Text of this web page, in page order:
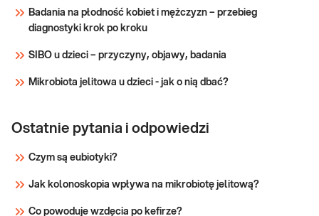
Badania na płodność kobiet i mężczyzn – przebieg
diagnostyki krok po kroku
SIBO u dzieci – przyczyny, objawy, badania
Mikrobiota jelitowa u dzieci - jak o nią dbać?
Ostatnie pytania i odpowiedzi
Czym są eubiotyki?
Jak kolonoskopia wpływa na mikrobiotę jelitową?
Co powoduje wzdęcia po kefirze?